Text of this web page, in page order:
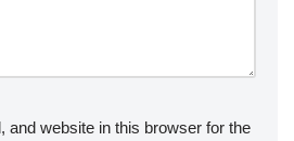
and website in this browser for the